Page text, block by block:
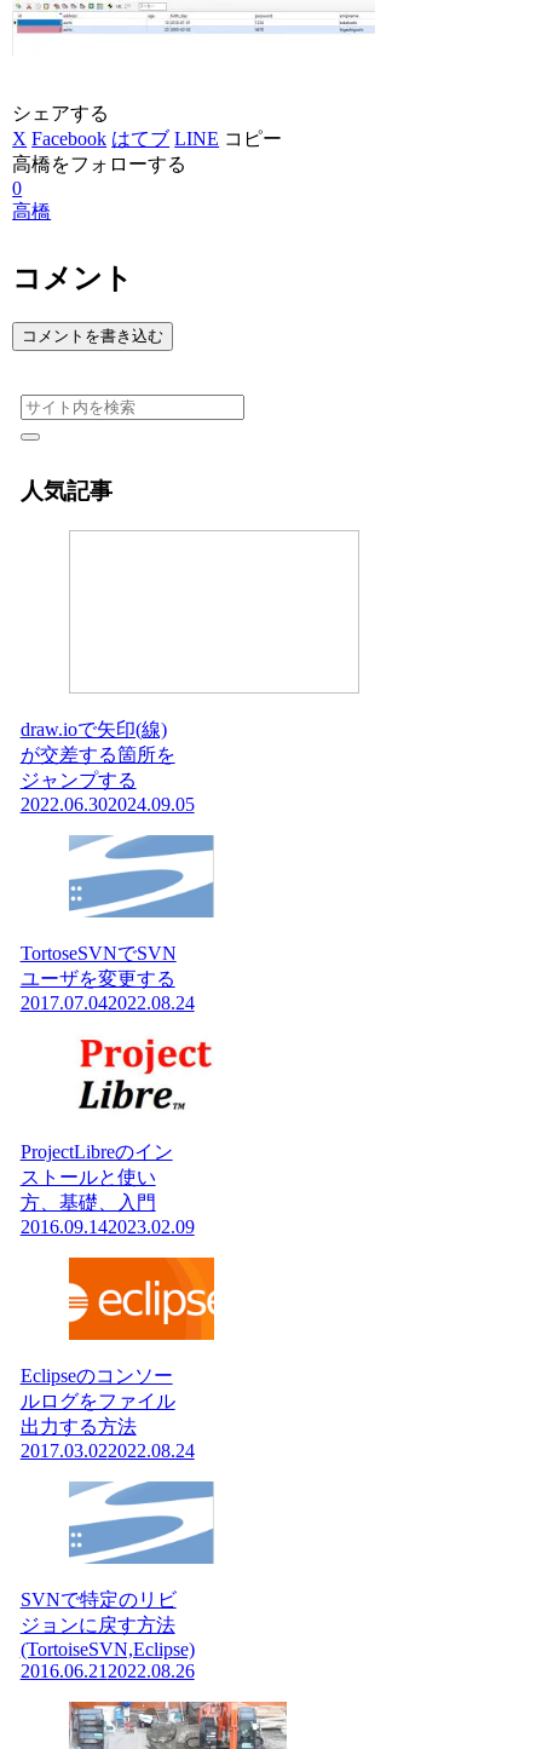
シェアする
X Facebook はてブ LINE コピー
高橋をフォローする
0
高橋
コメント
コメントを書き込む
人気記事
draw.ioで矢印(線)
が交差する箇所を
ジャンプする
2022.06.302024.09.05
TortoseSVNでSVN
ユーザを変更する
2017.07.042022.08.24
ProjectLibreのイン
ストールと使い
方、基礎、入門
2016.09.142023.02.09
Eclipseのコンソー
ルログをファイル
出力する方法
2017.03.022022.08.24
SVNで特定のリビ
ジョンに戻す方法
(TortoiseSVN,Eclipse)
2016.06.21 2022.08.26